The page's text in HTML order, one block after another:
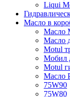
Liqui
Масло в
Масло
Масло
Motul
Мобил
Motul
Масло
75W90
75W80